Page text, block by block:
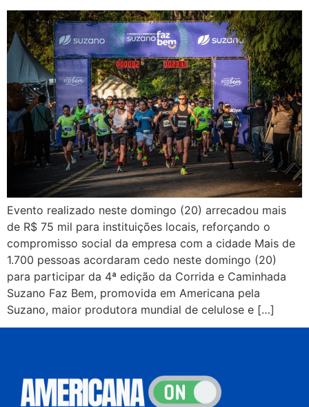
Evento realizado neste domingo (20) arrecadou mais
de R$ 75 mil para instituições locais, reforçando o
compromisso social da empresa com a cidade Mais de
1.700 pessoas acordaram cedo neste domingo (20)
para participar da 4ª edição da Corrida e Caminhada
Suzano Faz Bem, promovida em Americana pela
Suzano, maior produtora mundial de celulose e […]